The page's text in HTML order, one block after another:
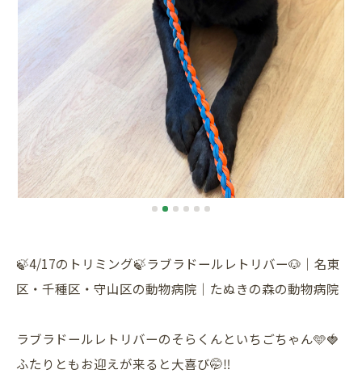
🍃4/17のトリミング🍃ラブラドールレトリバー🐶｜名東
区・千種区・守山区の動物病院｜たぬきの森の動物病院
ラブラドールレトリバーのそらくんといちごちゃん🩵🍓
ふたりともお迎えが来ると大喜び🤭‼️